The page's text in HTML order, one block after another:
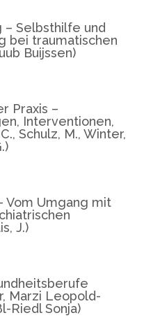
– Selbsthilfe und
bei traumatischen
Buijssen)
Praxis –
Interventionen,
Schulz, M., Winter,
Vom Umgang mit
J.)
Marzi Leopold-
Riedl Sonja)